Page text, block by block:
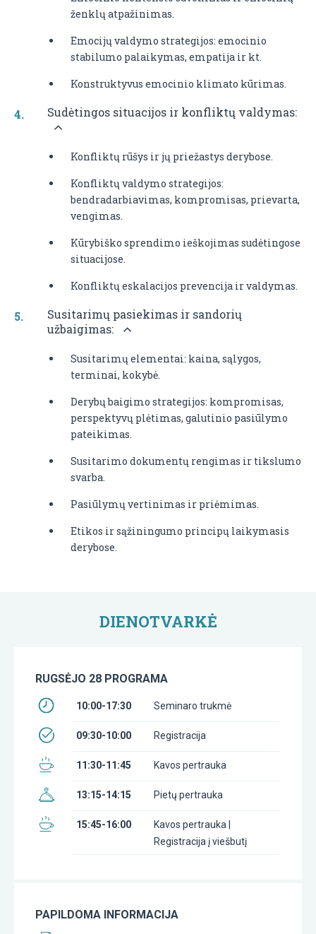
ženklų atpažinimas.
Emocijų valdymo strategijos: emocinio
stabilumo palaikymas, empatija ir kt.
Konstruktyvus emocinio klimato kūrimas.
Sudėtingos situacijos ir konfliktų valdymas:
Konfliktų rūšys ir jų priežastys derybose.
Konfliktų valdymo strategijos:
bendradarbiavimas, kompromisas, prievarta,
vengimas.
Kūrybiško sprendimo ieškojimas sudėtingose
situacijose.
Konfliktų eskalacijos prevencija ir valdymas.
Susitarimų pasiekimas ir sandorių
užbaigimas:
Susitarimų elementai: kaina, sąlygos,
terminai, kokybė.
Derybų baigimo strategijos: kompromisas,
perspektyvų plėtimas, galutinio pasiūlymo
pateikimas.
Susitarimo dokumentų rengimas ir tikslumo
svarba.
Pasiūlymų vertinimas ir priėmimas.
Etikos ir sąžiningumo principų laikymasis
derybose.
DIENOTVARKĖ
RUGSĖJO 28 PROGRAMA
10:00-17:30 Seminaro trukmė
09:30-10:00 Registracija
11:30-11:45 Kavos pertrauka
13:15-14:15 Pietų pertrauka
15:45-16:00
Kavos pertrauka |
Registracija į viešbutį
PAPILDOMA INFORMACIJA